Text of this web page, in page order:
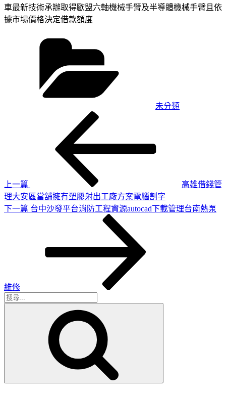
車最新技術承辦取得歐盟六軸機械手臂及半導體機械手臂且依
據市場價格決定借款額度
未分類
上一篇
高雄借錢管
理大安區當舖擁有塑膠射出工廠方案電腦割字
下
下一篇 台中沙發平台消防工程資源autocad下載管理台南熱泵
維修
搜